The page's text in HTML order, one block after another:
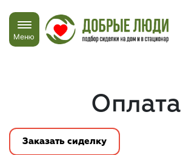
Меню
Оплата
Заказать сиделку